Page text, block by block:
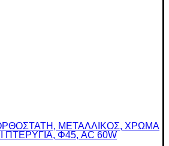
ΜΕΤΑΛΛΙΚΟΣ, ΧΡΩΜΑ
Φ45, AC 60W